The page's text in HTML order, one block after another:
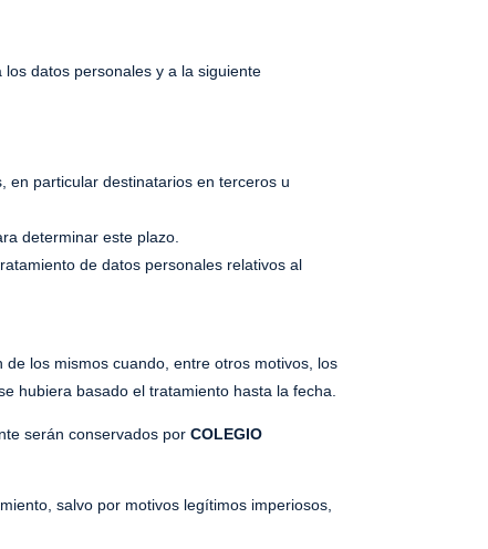
datos personales y a la siguiente
en particular destinatarios en terceros u
determinar este plazo.
de datos personales relativos al
los mismos cuando, entre otros motivos, los
hubiera basado el tratamiento hasta la fecha.
serán conservados porCOLEGIO
salvo por motivos legítimos imperiosos,